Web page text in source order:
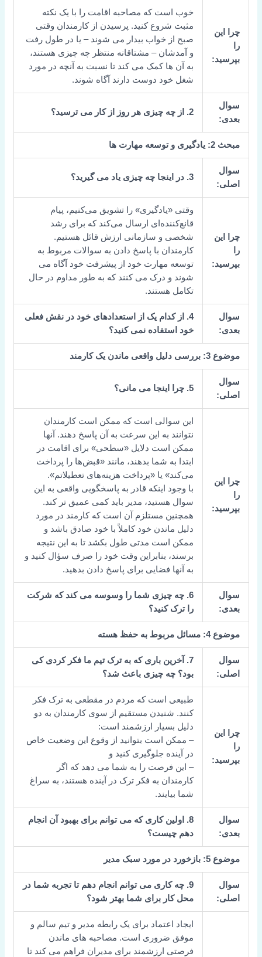
چرا این
را
بپرسید:
خوب است که مصاحبه اقامت را با یک نکته
مثبت شروع کنید. پرسیدن از کارمندان وقتی
صبح از خواب بیدار می شوند – یا در طول رفت
و آمدشان – مشتاقانه منتظر چه چیزی هستند،
به آن ها کمک می کند تا نسبت به آنچه در مورد
شغل خود دوست دارند آگاه شوند.
سوال
بعدی:
2. از چه چیزی هر روز از کار می ترسید؟
مبحث 2: یادگیری و توسعه مهارت ها
سوال
اصلی:
3. در اینجا چه چیزی یاد می گیرید؟
چرا این
را
بپرسید:
وقتی «یادگیری» را تشویق می‌کنیم، پیام
قانع‌کننده‌ای ارسال می‌کند که برای رشد
شخصی و سازمانی ارزش قائل هستیم.
کارمندان با پاسخ دادن به سوالات مربوط به
توسعه مهارت خود از پیشرفت خود آگاه می
شوند و درک می کنند که به طور مداوم در حال
تکامل هستند.
سوال
بعدی:
4. از کدام یک از استعدادهای خود در نقش فعلی
خود استفاده نمی کنید؟
موضوع 3: بررسی دلیل واقعی ماندن یک کارمند
سوال
اصلی:
5. چرا اینجا می مانی؟
چرا این
را
بپرسید:
این سوالی است که ممکن است کارمندان
نتوانند به این سرعت به آن پاسخ دهند. آنها
ممکن است دلایل «سطحی» برای اقامت در
ابتدا به شما بدهند، مانند «قبض‌ها را پرداخت
می‌کند» یا «پرداخت هزینه‌های تعطیلاتم».
با وجود اینکه قادر به پاسخگویی واقعی به این
سوال هستید، مدیر باید کمی عمیق تر کند.
همچنین مستلزم آن است که کارمند در مورد
دلیل ماندن خود کاملاً با خود صادق باشد و
ممکن است مدتی طول بکشد تا به این نتیجه
برسند، بنابراین وقت خود را صرف سؤال کنید و
به آنها فضایی برای پاسخ دادن بدهید.
سوال
بعدی:
6. چه چیزی شما را وسوسه می کند که شرکت
را ترک کنید؟
موضوع 4: مسائل مربوط به حفظ هسته
سوال
اصلی:
7. آخرین باری که به ترک تیم ما فکر کردی کی
بود؟ چه چیزی باعث شد؟
چرا این
را
بپرسید:
طبیعی است که مردم در مقطعی به ترک فکر
کنند. شنیدن مستقیم از سوی کارمندان به دو
دلیل بسیار ارزشمند است:
– ممکن است بتوانید از وقوع این وضعیت خاص
در آینده جلوگیری کنید و
– این فرصت را به شما می دهد که اگر
کارمندان به فکر ترک در آینده هستند، به سراغ
شما بیایند.
سوال
بعدی:
8.
اولین کاری که می توانم برای بهبود آن انجام
دهم چیست؟
موضوع 5: بازخورد در مورد سبک مدیر
سوال
اصلی:
9. چه کاری می توانم انجام دهم تا تجربه شما در
محل کار برای شما بهتر شود؟
ایجاد اعتماد برای یک رابطه مدیر و تیم سالم و
موفق ضروری است. مصاحبه های ماندن
فرصتی ارزشمند برای مدیران فراهم می کند تا